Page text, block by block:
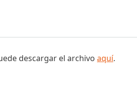
descargar el archivo aquí.